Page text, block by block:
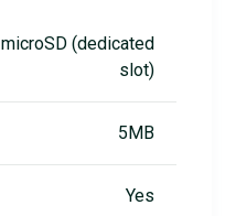
microSD (dedicated
slot)
5MB
Yes